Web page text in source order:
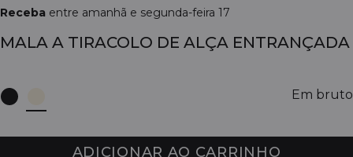
Receba entre amanhã e segunda-feira 17
MALA A TIRACOLO DE ALÇA ENTRANÇADA
Em bruto
ADICIONAR AO CARRINHO